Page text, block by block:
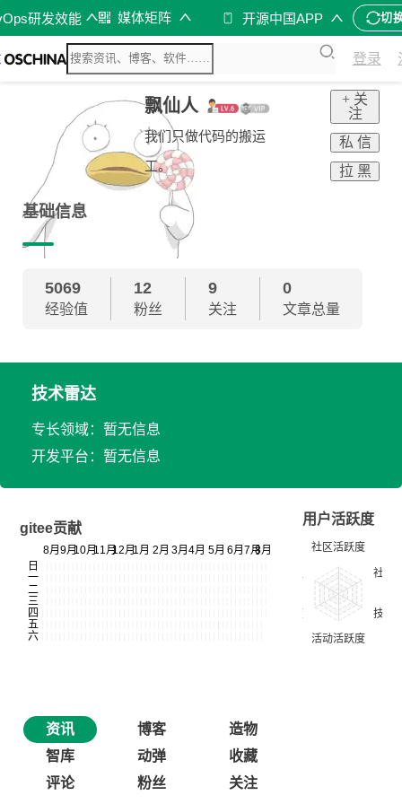
研发效能 媒体矩阵 开源中国APP 切
登录
飘仙人
我们只做代码的搬运
工。
+ 关
注
私 信
拉 黑
基础信息
5069
经验值
12
粉丝
9
关注
0
文章总量
技术雷达
专长领域：暂无信息
开发平台：暂无信息
gitee贡献
用户活跃度
资讯 博客
造物
智库
动弹
收藏
评论
粉丝 关注